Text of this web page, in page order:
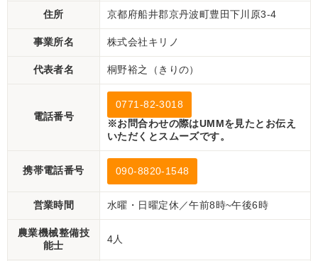
住所 京都府船井郡京丹波町豊田下川原3-4
事業所名 株式会社キリノ
代表者名 桐野裕之（きりの）
電話番号
0771-82-3018
※お問合わせの際はUMMを見たとお伝え
いただくとスムーズです。
携帯電話番号 090-8820-1548
営業時間 水曜・日曜定休／午前8時~午後6時
農業機械整備技
能士
4人